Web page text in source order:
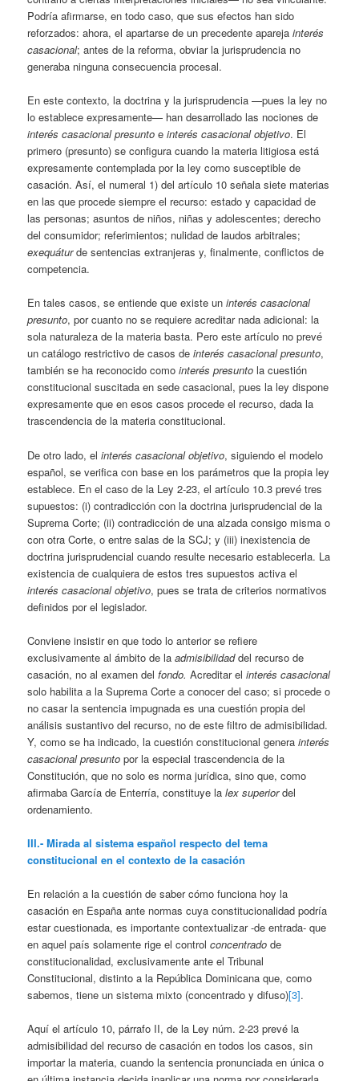
Podría afirmarse, en todo caso, que sus efectos han sido
reforzados: ahora, el apartarse de un precedente aparejainterés
casacional; antes de la reforma, obviar la jurisprudencia no
generaba ninguna consecuencia procesal.
En este contexto, la doctrina y la jurisprudencia —pues la ley no
lo establece expresamente— han desarrollado las nociones de
interés casacional presunto einterés casacional objetivo. El
primero (presunto) se configura cuando la materia litigiosa está
expresamente contemplada por la ley como susceptible de
casación. Así, el numeral 1) del artículo 10 señala siete materias
en las que procede siempre el recurso: estado y capacidad de
las personas; asuntos de niños, niñas y adolescentes; derecho
del consumidor; referimientos; nulidad de laudos arbitrales;
exequáturde sentencias extranjeras y, finalmente, conflictos de
competencia.
En tales casos, se entiende que existe uninterés casacional
presunto, por cuanto no se requiere acreditar nada adicional: la
sola naturaleza de la materia basta. Pero este artículo no prevé
un catálogo restrictivo de casos deinterés casacional presunto,
también se ha reconocido comointerés presunto la cuestión
constitucional suscitada en sede casacional, pues la ley dispone
expresamente que en esos casos procede el recurso, dada la
trascendencia de la materia constitucional.
De otro lado, elinterés casacional objetivo, siguiendo el modelo
español, se verifica con base en los parámetros que la propia ley
establece. En el caso de la Ley 2-23, el artículo 10.3 prevé tres
supuestos: (i) contradicción con la doctrina jurisprudencial de la
Suprema Corte; (ii) contradicción de una alzada consigo misma o
con otra Corte, o entre salas de la SCJ; y (iii) inexistencia de
doctrina jurisprudencial cuando resulte necesario establecerla. La
existencia de cualquiera de estos tres supuestos activa el
interés casacional objetivo, pues se trata de criterios normativos
definidos por el legislador.
Conviene insistir en que todo lo anterior se refiere
exclusivamente al ámbito de laadmisibilidaddel recurso de
casación, no al examen delfondo. Acreditar elinterés casacional
solo habilita a la Suprema Corte a conocer del caso; si procede o
no casar la sentencia impugnada es una cuestión propia del
análisis sustantivo del recurso, no de este filtro de admisibilidad.
Y, como se ha indicado, la cuestión constitucional generainterés
casacional presunto por la especial trascendencia de la
Constitución, que no solo es norma jurídica, sino que, como
afirmaba García de Enterría, constituye lalex superiordel
ordenamiento.
III.- Mirada al sistema español respecto del tema
constitucional en el contexto de la casación
En relación a la cuestión de saber cómo funciona hoy la
casación en España ante normas cuya constitucionalidad podría
estar cuestionada, es importante contextualizar -de entrada- que
en aquel país solamente rige el controlconcentrado de
constitucionalidad, exclusivamente ante el Tribunal
Constitucional, distinto a la República Dominicana que, como
sabemos, tiene un sistema mixto (concentrado y difuso)[3].
Aquí el artículo 10, párrafo II, de la Ley núm. 2-23 prevé la
admisibilidad del recurso de casación en todos los casos, sin
importar la materia, cuando la sentencia pronunciada en única o